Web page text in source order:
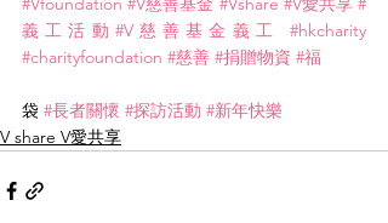
義工活動 #V慈善基金義工
#hkcharity
#charityfoundation #慈善 #捐贈物資 #福
袋 #長者關懷 #探訪活動 #新年快樂
V share V愛共享